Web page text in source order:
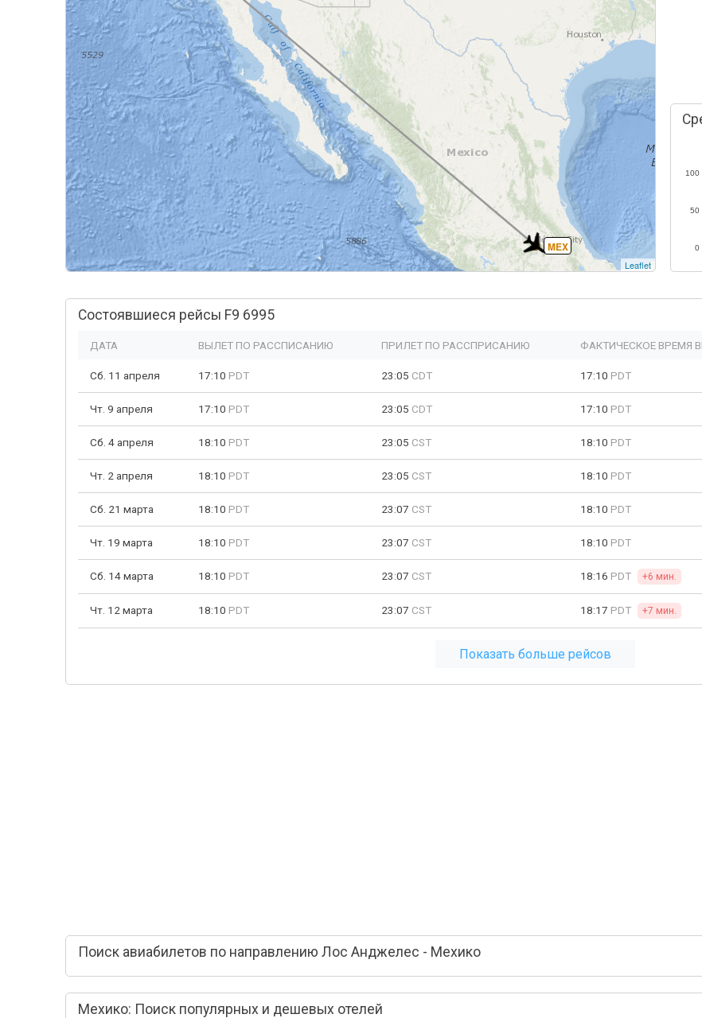
MEX
Leaflet
0
50
100
Состоявшиеся рейсы F9 6995
ДАТА ВЫЛЕТ ПО РАССПИСАНИЮ ПРИЛЕТ ПО РАССПРИСАНИЮ ФАКТИЧЕСКОЕ ВРЕМЯ
Сб. 11 апреля 17:10 PDT 23:05 CDT 17:10 PDT
Чт. 9 апреля 17:10 PDT 23:05 CDT 17:10 PDT
Сб. 4 апреля 18:10 PDT 23:05 CST 18:10 PDT
Чт. 2 апреля 18:10 PDT 23:05 CST 18:10 PDT
Сб. 21 марта 18:10 PDT 23:07 CST 18:10 PDT
Чт. 19 марта 18:10 PDT 23:07 CST 18:10 PDT
Сб. 14 марта 18:10 PDT 23:07 CST 18:16 PDT +6 мин.
Чт. 12 марта 18:10 PDT 23:07 CST 18:17 PDT +7 мин.
Показать больше рейсов
Поиск авиабилетов по направлению Лос Анджелес - Мехико
Мехико: Поиск популярных и дешевых отелей